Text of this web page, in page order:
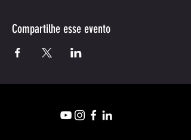
Compartilhe esse evento